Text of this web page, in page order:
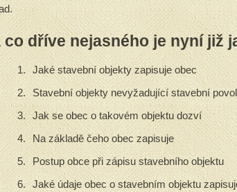
co dříve nejasného je nyní již
Jaké stavební objekty zapisuje obec
Stavební objekty nevyžadující stavební
Jak se obec o takovém objektu dozví
Na základě čeho obec zapisuje
Postup obce při zápisu stavebního objektu
Jaké údaje obec o stavebním objektu